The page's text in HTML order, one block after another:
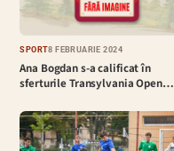
SPORT8 FEBRUARIE 2024
Ana Bogdan s-a calificat în
sferturile Transylvania Open…